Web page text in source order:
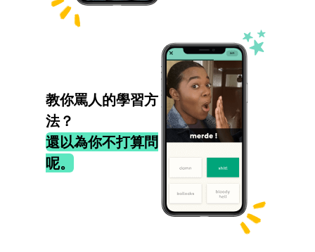
教你罵人的學習方
法？
還以為你不打算問
呢。